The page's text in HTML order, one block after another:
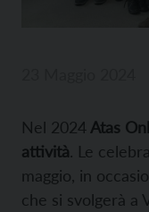
Nel 2024 Atas
attività. Le
maggio, in
che si svolgerà a